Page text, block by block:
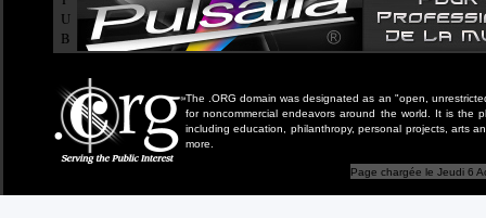
U
B
The .ORG domain was designated as an "open,
for noncommercial endeavors around the world. It is the
including education, philanthropy, personal projects, arts
more.
Page chargée le Jeudi 6